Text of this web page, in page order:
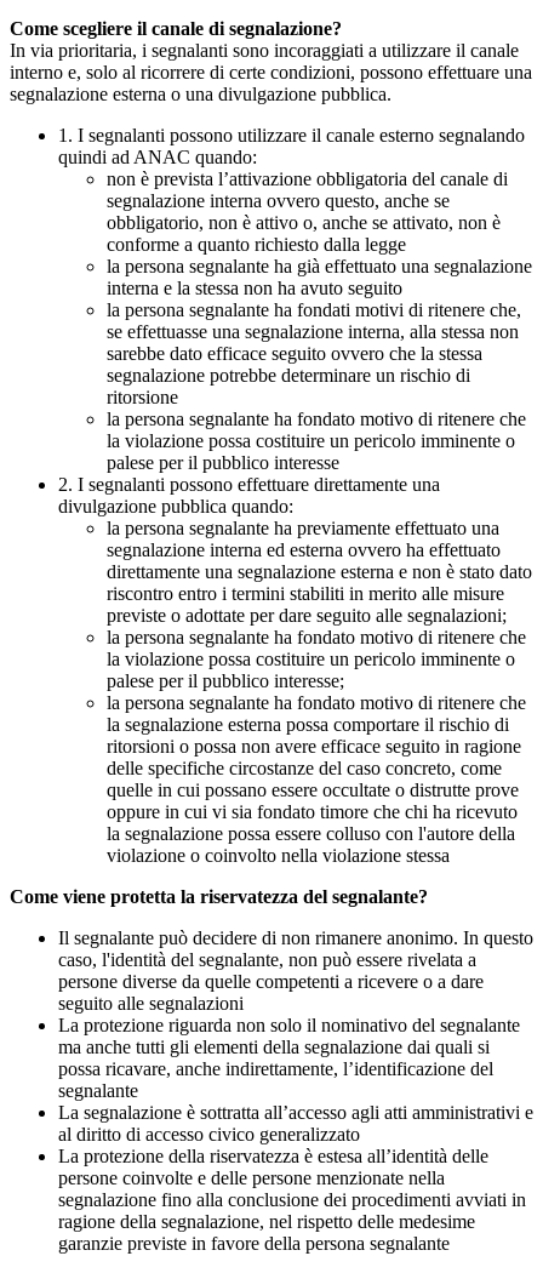
Come scegliere il canale di segnalazione?
In via prioritaria, i segnalanti sono incoraggiati a utilizzare il canale
interno e, solo al ricorrere di certe condizioni, possono effettuare una
segnalazione esterna o una divulgazione pubblica.
1. I segnalanti possono utilizzare il canale esterno segnalando
quindi ad ANAC quando:
non è prevista l’attivazione obbligatoria del canale di
segnalazione interna ovvero questo, anche se
obbligatorio, non è attivo o, anche se attivato, non è
conforme a quanto richiesto dalla legge
la persona segnalante ha già effettuato una segnalazione
interna e la stessa non ha avuto seguito
la persona segnalante ha fondati motivi di ritenere che,
se effettuasse una segnalazione interna, alla stessa non
sarebbe dato efficace seguito ovvero che la stessa
segnalazione potrebbe determinare un rischio di
ritorsione
la persona segnalante ha fondato motivo di ritenere che
la violazione possa costituire un pericolo imminente o
palese per il pubblico interesse
2. I segnalanti possono effettuare direttamente una
divulgazione pubblica quando:
la persona segnalante ha previamente effettuato una
segnalazione interna ed esterna ovvero ha effettuato
direttamente una segnalazione esterna e non è stato dato
riscontro entro i termini stabiliti in merito alle misure
previste o adottate per dare seguito alle segnalazioni;
la persona segnalante ha fondato motivo di ritenere che
la violazione possa costituire un pericolo imminente o
palese per il pubblico interesse;
la persona segnalante ha fondato motivo di ritenere che
la segnalazione esterna possa comportare il rischio di
ritorsioni o possa non avere efficace seguito in ragione
delle specifiche circostanze del caso concreto, come
quelle in cui possano essere occultate o distrutte prove
oppure in cui vi sia fondato timore che chi ha ricevuto
la segnalazione possa essere colluso con l'autore della
violazione o coinvolto nella violazione stessa
Come viene protetta la riservatezza del segnalante?
Il segnalante può decidere di non rimanere anonimo. In questo
caso, l'identità del segnalante, non può essere rivelata a
persone diverse da quelle competenti a ricevere o a dare
seguito alle segnalazioni
La protezione riguarda non solo il nominativo del segnalante
ma anche tutti gli elementi della segnalazione dai quali si
possa ricavare, anche indirettamente, l’identificazione del
segnalante
La segnalazione è sottratta all’accesso agli atti amministrativi e
al diritto di accesso civico generalizzato
La protezione della riservatezza è estesa all’identità delle
persone coinvolte e delle persone menzionate nella
segnalazione fino alla conclusione dei procedimenti avviati in
ragione della segnalazione, nel rispetto delle medesime
garanzie previste in favore della persona segnalante